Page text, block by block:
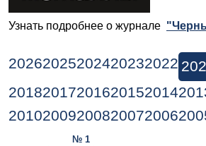
Узнать подробнее о журнале
20262025202420232022
20182017201620152014
20102009200820072006
№ 1